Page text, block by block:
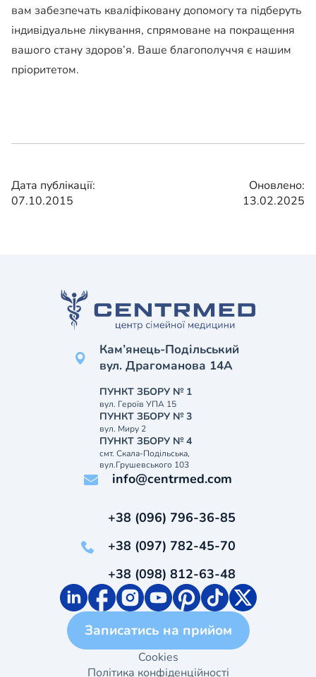
вам забезпечать кваліфіковану допомогу та підберуть
індивідуальне лікування, спрямоване на покращення
вашого стану здоров’я. Ваше благополуччя є нашим
пріоритетом.
Дата публікації:
07.10.2015
Оновлено:
13.02.2025
Кам’янець-Подільський
вул. Драгоманова 14А
ПУНКТ ЗБОРУ № 1
вул. Героїв УПА 15
ПУНКТ ЗБОРУ № 3
вул. Миру 2
ПУНКТ ЗБОРУ № 4
смт. Скала-Подільська,
вул.Грушевського 103
info@centrmed.com
+38 (096) 796-36-85
+38 (097) 782-45-70
+38 (098) 812-63-48
Записатись на прийом
Cookies
Політика конфіденційності